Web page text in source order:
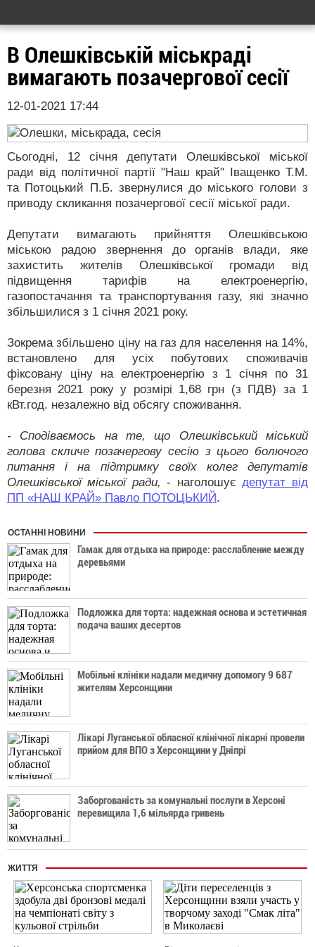
В Олешківській міськраді
вимагають позачергової сесії
12-01-2021 17:44
Сьогодні, 12 січня депутати Олешківської міської
ради від політичної партії "Наш край" Іващенко Т.М.
та Потоцький П.Б. звернулися до міського голови з
приводу скликання позачергової сесії міської ради.
Депутати вимагають прийняття Олешківською
міською радою звернення до органів влади, яке
захистить жителів Олешківської громади вiд
підвищення тарифів на електроенергію,
газопостачання та транспортування газу, які значно
збільшилися з 1 січня 2021 року.
Зокрема збільшено ціну на газ для населення на 14%,
встановлено для усіх побутових споживачів
фіксовану ціну на електроенергію з 1 січня по 31
березня 2021 року у розмірі 1,68 грн (з ПДВ) за 1
кВт.год. незалежно від обсягу споживання.
- Сподіваємось на те, що Олешківський міський
голова скличе позачергову сесію з цього болючого
питання і на підтримку своїх колег депутатів
Олешківської міської ради, - наголошує депутат від
ПП «НАШ КРАЙ» Павло ПОТОЦЬКИЙ.
ОСТАННІ НОВИНИ
Гамак для отдыха на природе: расслабление между
деревьями
Подложка для торта: надежная основа и эстетичная
подача ваших десертов
Мобільні клініки надали медичну допомогу 9 687
жителям Херсонщини
Лікарі Луганської обласної клінічної лікарні провели
прийом для ВПО з Херсонщини у Дніпрі
Заборгованість за комунальні послуги в Херсоні
перевищила 1,6 мільярда гривень
ЖИТТЯ